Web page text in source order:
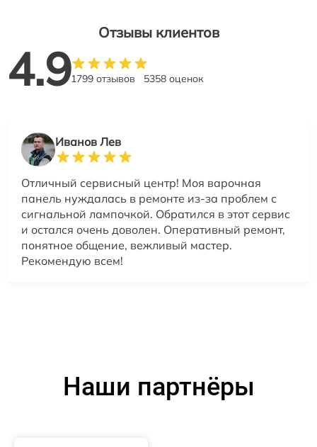
Отзывы клиентов
4.91799 отзывов 5358 оценок
Иванов Лев
Отличный сервисный центр! Моя варочная
панель нуждалась в ремонте из-за проблем с
сигнальной лампочкой. Обратился в этот сервис
и остался очень доволен. Оперативный ремонт,
понятное общение, вежливый мастер.
Рекомендую всем!
Наши партнёры